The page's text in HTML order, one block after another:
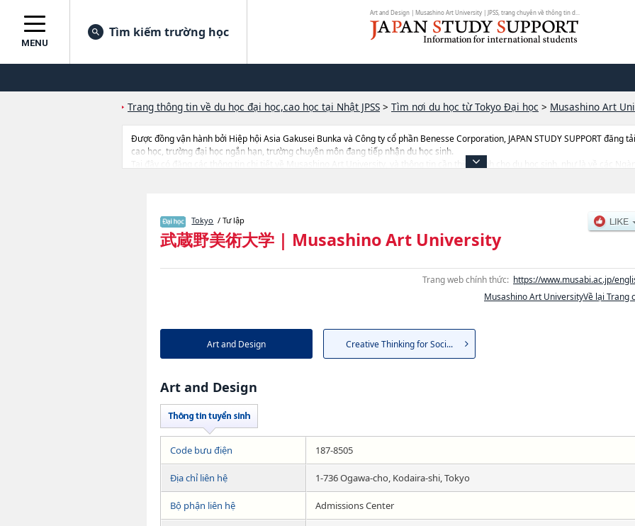
Art and Design | Musashino Art University | JPSS, trang chuyên về thông tin d...
MENU
Tìm kiếm trường học
Trang thông tin về du học đại học,cao học tại Nhật JPSS > Tìm nơi du học từ Tokyo Đại học > Musashino Art
Được đồng vận hành bởi Hiệp hội Asia Gakusei Bunka và Công ty cổ phần Benesse Corporation, JAPAN STUDY SUPPORT đăng
cao học, trường đại học ngắn hạn, trường chuyên môn đang tiếp nhận du học sinh.
Tại đây có đăng các thông tin chi tiết về Musashino Art University, và thông tin cần thiết dành cho du học sinh, như là về các
Tokyo / Tư lập
武蔵野美術大学 | Musashino Art University
Trang web chính thức: https://www.musabi.ac.jp/
Musashino Art UniversityVề lại Trang
Art and Design Creative Thinking for Soci...
Art and Design
Code bưu điện 187-8505
Địa chỉ liên hệ 1-736 Ogawa-cho, Kodaira-shi, Tokyo
Bộ phận liên hệ Admissions Center